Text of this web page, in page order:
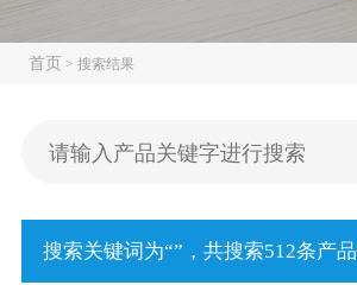
首页 > 搜索结果
搜索关键词为“”，共搜索512条产